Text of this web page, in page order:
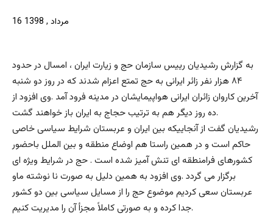
16 مرداد , 1398
به گزارش رشیدیان رییس سازمان حج و زیارت ایران ، امسال در حدود
۸۴ هزار نفر زائر ايرانى به حج تمتع اعزام شدند كه در روز دو شنبه
آخرين كاروان زائران ايرانى هواپيمايشان در مدينه فرود آمد .وی افزود از
ده روز دیگر هم به ترتيب حجاج به ايران باز خواهند گشت.
رشيديان گفت از آنجاييكه بين ايران و عربستان شرايط سياسى خاصى
حاكم است و در همين راستا هم اوضاع منطقه و بين الملل باحضور
كشورهاى فرامنطقه اى تنش آميز شده است . حج در شرايط ويژه اى
برگزار مى گردد .وی افزود به همین دلیل به صورت نا نوشته ماو
عربستان سعى كرديم موضوع حج را از مسايل سياسى بين دو كشور
جدا كرده و به صورتى كاملاً مجزأ آن را مديريت كنيم.